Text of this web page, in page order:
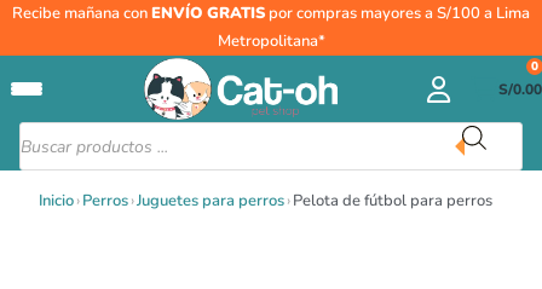
Recibe mañana conENVÍO GRATIS por compras mayores a S/100 a Lima
Metropolitana*
Búsqueda
de
productos
S/0.00
0
Inicio›Perros›Juguetes para perros›Pelota de fútbol para perros
Pelota
para
perros
cantidad